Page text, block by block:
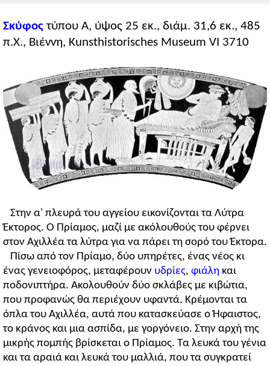
Σκύφοςτύπου Α, ύψος 25 εκ., διάμ. 31,6 εκ., 485
π.Χ., Βιέννη, Kunsthistorisches Museum VI 3710
Στην α' πλευρά του αγγείου εικονίζονται τα Λύτρα
Έκτορος. Ο Πρίαμος, μαζί με ακόλουθούς του φέρνει
στον Αχιλλέα τα λύτρα για να πάρει τη σορό του Έκτορα.
Πίσω από τον Πρίαμο, δύο υπηρέτες, ένας νέος κι
ένας γενειοφόρος, μεταφέρουν υδρίες, φιάλη και
ποδονιπτήρα. Ακολουθούν δύο σκλάβες με κιβώτια,
που προφανώς θα περιέχουν υφαντά. Κρέμονται τα
όπλα του Αχιλλέα, αυτά που κατασκεύασε ο Ήφαιστος,
το κράνος και μια ασπίδα, με γοργόνειο. Στην αρχή της
μικρής πομπής βρίσκεται ο Πρίαμος. Τα λευκά του γένια
και τα αραιά και λευκά του μαλλιά, που τα συγκρατεί